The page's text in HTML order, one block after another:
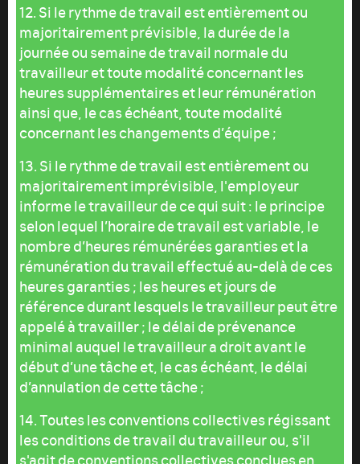
12. Si le rythme de travail est entièrement ou
majoritairement prévisible, la durée de la
journée ou semaine de travail normale du
travailleur et toute modalité concernant les
heures supplémentaires et leur rémunération
ainsi que, le cas échéant, toute modalité
concernant les changements d’équipe ;
13. Si le rythme de travail est entièrement ou
majoritairement imprévisible, l'employeur
informe le travailleur de ce qui suit : le principe
selon lequel l’horaire de travail est variable, le
nombre d’heures rémunérées garanties et la
rémunération du travail effectué au-delà de ces
heures garanties ; les heures et jours de
référence durant lesquels le travailleur peut être
appelé à travailler ; le délai de prévenance
minimal auquel le travailleur a droit avant le
début d’une tâche et, le cas échéant, le délai
d’annulation de cette tâche ;
14. Toutes les conventions collectives régissant
les conditions de travail du travailleur ou, s'il
s'agit de conventions collectives conclues en